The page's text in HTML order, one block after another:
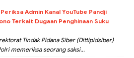
Admin Kanal YouTube Pandji
Terkait Dugaan Penghinaan Suku
Tindak Pidana Siber (Dittipidsiber)
memeriksa seorang saksi...